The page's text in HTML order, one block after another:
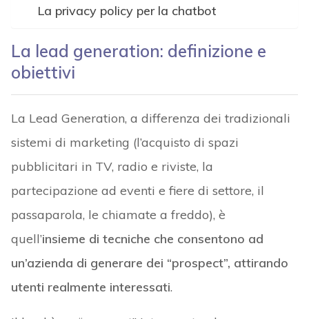
La privacy policy per la chatbot
La lead generation: definizione e
obiettivi
La Lead Generation, a differenza dei tradizionali
sistemi di marketing (l’acquisto di spazi
pubblicitari in TV, radio e riviste, la
partecipazione ad eventi e fiere di settore, il
passaparola, le chiamate a freddo), è
quell’insieme di tecniche che consentono ad
un’azienda di generare dei “prospect”, attirando
utenti realmente interessati.